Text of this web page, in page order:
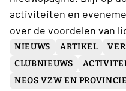
activiteiten en
over de voordelen van
NIEUWS ARTIKEL
CLUBNIEUWS
NEOS VZW EN PROVINCIE